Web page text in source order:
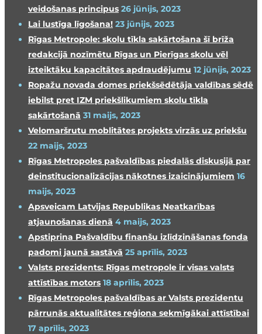
veidošanas principus 26 jūnijs, 2023
Lai lustīga līgošana! 23 jūnijs, 2023
Rīgas Metropole: skolu tīkla sakārtošana šī brīža
redakcijā nozīmētu Rīgas un Pierīgas skolu vēl
izteiktāku kapacitātes apdraudējumu 12 jūnijs, 2023
Ropažu novada domes priekšsēdētāja valdības sēdē
iebilst pret IZM priekšlikumiem skolu tīkla
sakārtošanā 31 maijs, 2023
Velomaršrutu moblitātes projekts virzās uz priekšu
22 maijs, 2023
Rīgas Metropoles pašvaldības piedalās diskusijā par
deinstitucionalizācijas nākotnes izaicinājumiem 16
maijs, 2023
Apsveicam Latvijas Republikas Neatkarības
atjaunošanas dienā 4 maijs, 2023
Apstiprina Pašvaldību finanšu izlīdzināšanas fonda
padomi jaunā sastāvā 25 aprīlis, 2023
Valsts prezidents: Rīgas metropole ir visas valsts
attīstības motors 18 aprīlis, 2023
Rīgas Metropoles pašvaldības ar Valsts prezidentu
pārrunās aktualitātes reģiona sekmīgākai attīstībai
17 aprīlis, 2023